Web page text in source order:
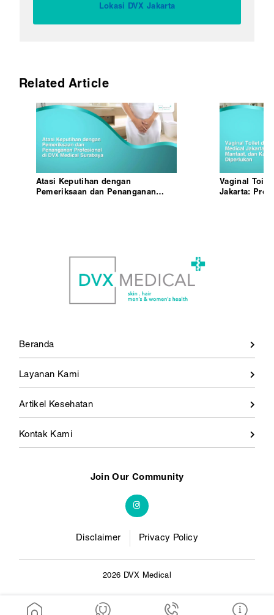
Lokasi DVX Jakarta
Related Article
Atasi Keputihan dengan
Pemeriksaan dan Penanganan
Vaginal
Jakarta:
Beranda
Layanan Kami
Artikel Kesehatan
Kontak Kami
Join Our Community
Disclaimer Privacy Policy
2026 DVX Medical